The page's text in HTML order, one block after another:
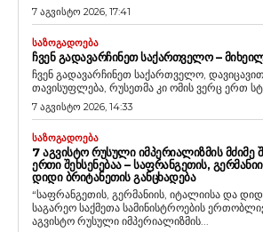
7 აგვისტო 2026, 17:41
ᲡᲐᲖᲝᲒᲐᲓᲝᲔᲑᲐ
ᲩᲕᲔᲜ ᲒᲐᲓᲐᲕᲐᲠᲩᲘᲜᲔᲗ ᲡᲐᲥᲐᲠᲗᲕᲔᲚᲝ –
ჩვენ გადავარჩინეთ საქართველო,
თავისუფლება, რუსეთმა კი ომის ვერც ერთ
7 აგვისტო 2026, 14:33
ᲡᲐᲖᲝᲒᲐᲓᲝᲔᲑᲐ
7 ᲐᲒᲕᲘᲡᲢᲝ ᲠᲣᲡᲣᲚᲘ ᲘᲛᲞᲔᲠᲘᲐᲚᲘᲖᲛᲘᲡ ᲛᲫᲘᲛᲔ
ᲔᲠᲗᲘ ᲨᲔᲮᲡᲔᲜᲔᲑᲐᲐ – ᲡᲐᲤᲠᲐᲜᲒᲔᲗᲘᲡ,
ᲓᲘᲓᲘ ᲑᲠᲘᲢᲐᲜᲔᲗᲘᲡ ᲒᲐᲜᲪᲮᲐᲓᲔᲑᲐ
“საფრანგეთის, გერმანიის, იტალიისა და
საგარეო საქმეთა სამინისტროების
აგვისტო რუსული იმპერიალიზმის...